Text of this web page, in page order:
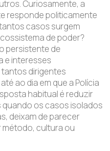
Curiosamente, a
responde politicamente
casos surgem
de poder?
persistente de
e interesses
dirigentes
ao dia em que a Polícia
habitual é reduzir
quando os casos isolados
deixam de parecer
método, cultura ou